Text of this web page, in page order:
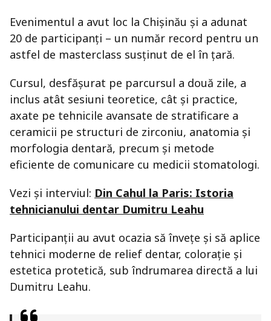
Evenimentul a avut loc la Chișinău și a adunat
20 de participanți – un număr record pentru un
astfel de masterclass susținut de el în țară.
Cursul, desfășurat pe parcursul a două zile, a
inclus atât sesiuni teoretice, cât și practice,
axate pe tehnicile avansate de stratificare a
ceramicii pe structuri de zirconiu, anatomia și
morfologia dentară, precum și metode
eficiente de comunicare cu medicii stomatologi.
Vezi și interviul: Din Cahul la Paris: Istoria
tehnicianului dentar Dumitru Leahu
Participanții au avut ocazia să învețe și să aplice
tehnici moderne de relief dentar, colorație și
estetica protetică, sub îndrumarea directă a lui
Dumitru Leahu.